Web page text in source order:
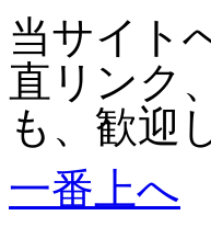
当サイト
直リンク
も、歓迎
一番上へ